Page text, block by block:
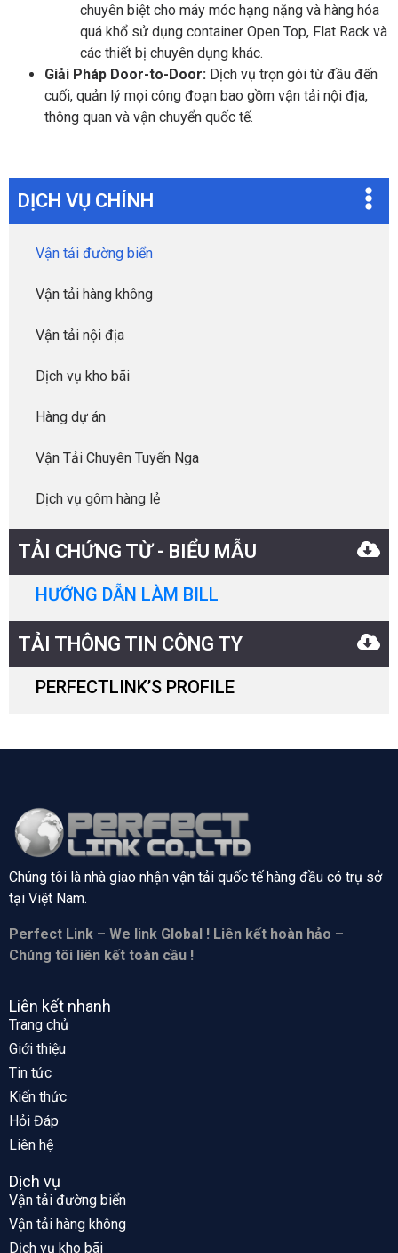
DỊCH VỤ CHÍNH
Vận tải đường biển
Vận tải hàng không
Vận tải nội địa
Dịch vụ kho bãi
Hàng dự án
Vận Tải Chuyên Tuyến Nga
Dịch vụ gôm hàng lẻ
TẢI CHỨNG TỪ - BIỂU MẪU
HƯỚNG DẪN LÀM BILL
TẢI THÔNG TIN CÔNG TY
PERFECTLINK’S PROFILE
chuyên biệt cho máy móc hạng nặng và hàng hóa
quá khổ sử dụng container Open Top, Flat Rack và
các thiết bị chuyên dụng khác.
Giải Pháp Door-to-Door: Dịch vụ trọn gói từ đầu đến
cuối, quản lý mọi công đoạn bao gồm vận tải nội địa,
thông quan và vận chuyển quốc tế.
Chúng tôi là nhà giao nhận vận tải quốc tế hàng đầu có trụ sở
tại Việt Nam.
Perfect Link – We link Global ! Liên kết hoàn hảo –
Chúng tôi liên kết toàn cầu !
Liên kết nhanh
Trang chủ
Giới thiệu
Tin tức
Kiến thức
Hỏi Đáp
Liên hệ
Dịch vụ
Vận tải đường biển
Vận tải hàng không
Dịch vụ kho bãi